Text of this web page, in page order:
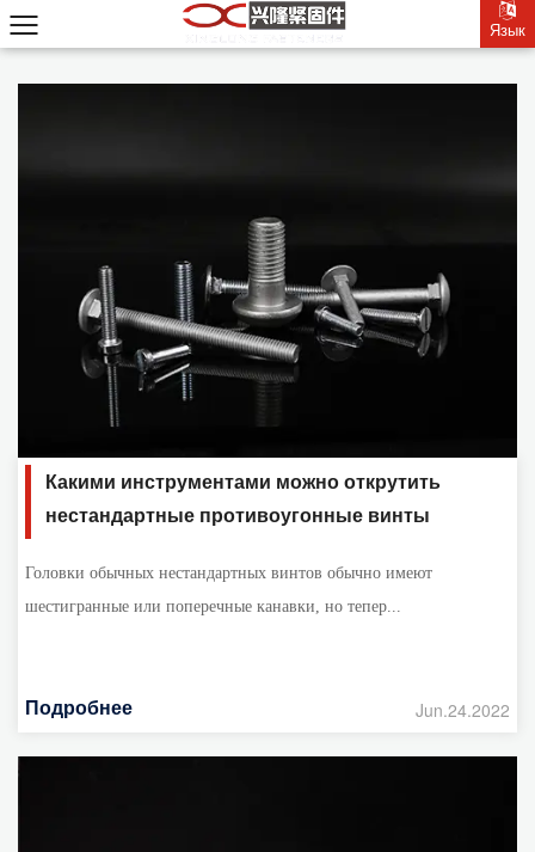
Язык
Язык
Какими инструментами можно открутить
нестандартные противоугонные винты
Головки обычных нестандартных винтов обычно имеют
шестигранные или поперечные канавки, но тепер...
Подробнее Jun.24.2022